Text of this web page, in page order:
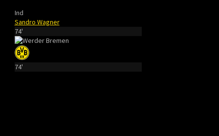
Ind
Sandro Wagner
74'
74'